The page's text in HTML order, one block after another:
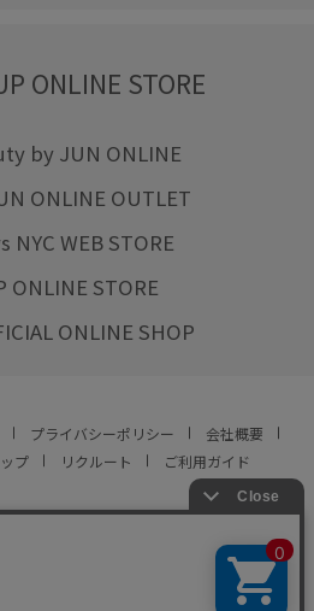
ONLINE STORE
by JUN ONLINE
ONLINE OUTLET
NYC WEB STORE
ONLINE STORE
ONLINE SHOP
プライバシーポリシー
会社概要
プ リクルート ご利用ガイド
ALL RIGHTS RESERVED.